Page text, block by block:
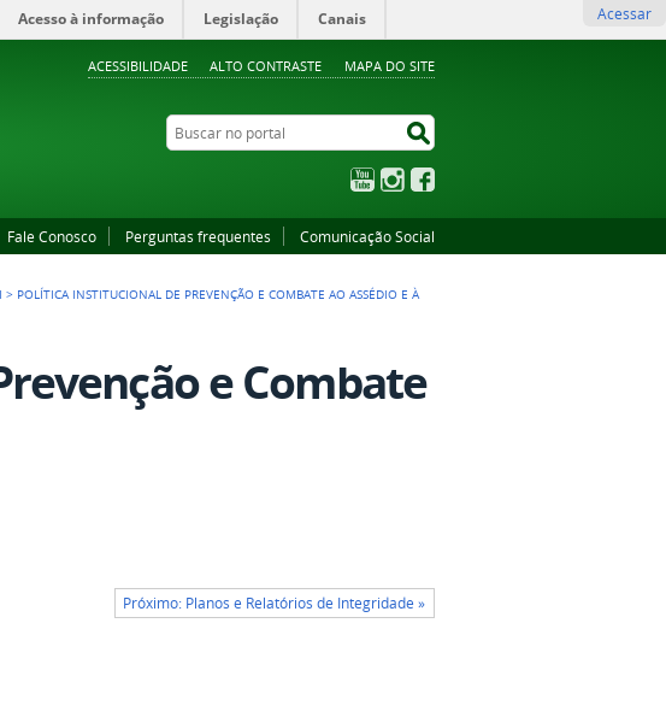
ACESSIBILIDADE ALTO CONTRASTE MAPA DO SITE
Acesso à informação Legislação Canais Acessar
Buscar no portal
YouTubeInstagram
Fale Conosco Perguntas frequentes Comunicação Social
> POLÍTICA INSTITUCIONAL DE PREVENÇÃO E COMBATE AO ASSÉDIO E À
e Combate
Próximo: Planos e Relatórios de Integridade »